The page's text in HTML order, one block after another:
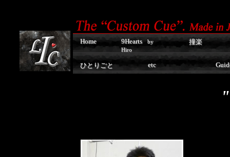
Home 9Hearts
by
Hiro
撞楽
ひとりごと etc